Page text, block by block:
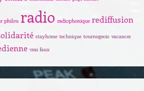
philou radio radiophonique rediffusion
stayhome technique tournugeois vacances
vrai faux